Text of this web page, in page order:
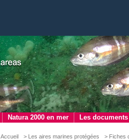
Natura 2000 en mer Les documents
Accueil > Les aires marines protégées > Fiches